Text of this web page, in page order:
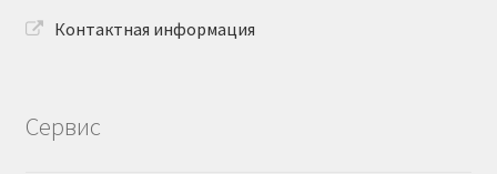
Контактная информация
Сервис